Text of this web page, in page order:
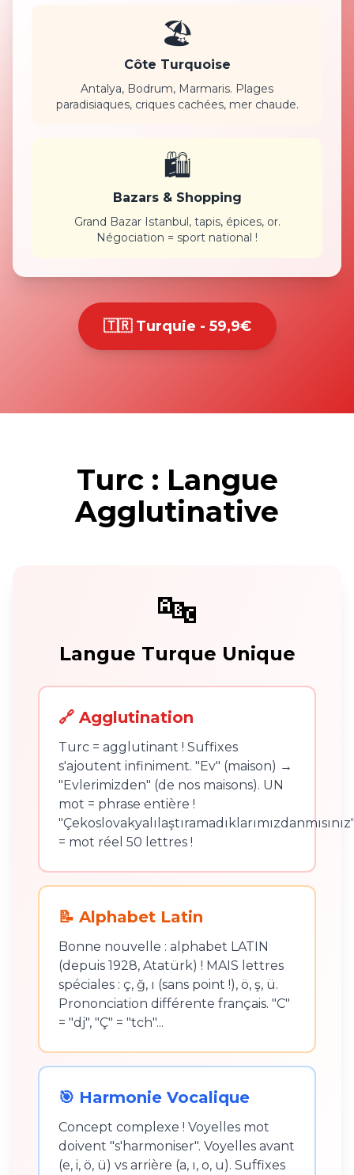
🏖️
Côte Turquoise
Antalya, Bodrum, Marmaris. Plages
paradisiaques, criques cachées, mer chaude.
🛍️
Bazars & Shopping
Grand Bazar Istanbul, tapis, épices, or.
Négociation = sport national !
🇹🇷 Turquie - 59,9€
Turc : Langue
Agglutinative
🔤
Langue Turque Unique
🔗 Agglutination
Turc = agglutinant ! Suffixes
s'ajoutent infiniment. "Ev" (maison) →
"Evlerimizden" (de nos maisons). UN
mot = phrase entière !
= mot réel 50 lettres !
📝 Alphabet Latin
Bonne nouvelle : alphabet LATIN
(depuis 1928, Atatürk) ! MAIS lettres
spéciales : ç, ğ, ı (sans point !), ö, ş, ü.
Prononciation différente français. "C"
= "dj", "Ç" = "tch"...
🎯 Harmonie Vocalique
Concept complexe ! Voyelles mot
doivent "s'harmoniser". Voyelles avant
(e, i, ö, ü) vs arrière (a, ı, o, u). Suffixes